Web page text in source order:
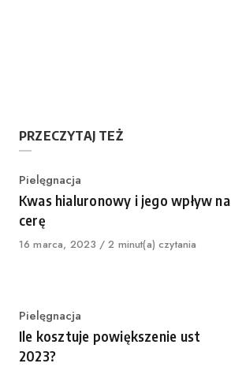
PRZECZYTAJ TEŻ
Category
Pielęgnacja
Kwas hialuronowy i jego wpływ na
cerę
Published
16 marca, 2023 2 minut(a) czytania
Category
Pielęgnacja
Ile kosztuje powiększenie ust
2023?